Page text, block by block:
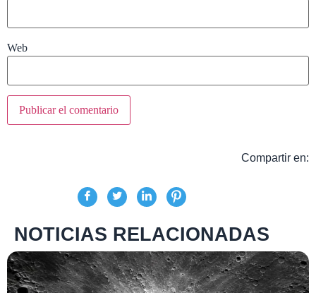
Web
Compartir en:
NOTICIAS RELACIONADAS